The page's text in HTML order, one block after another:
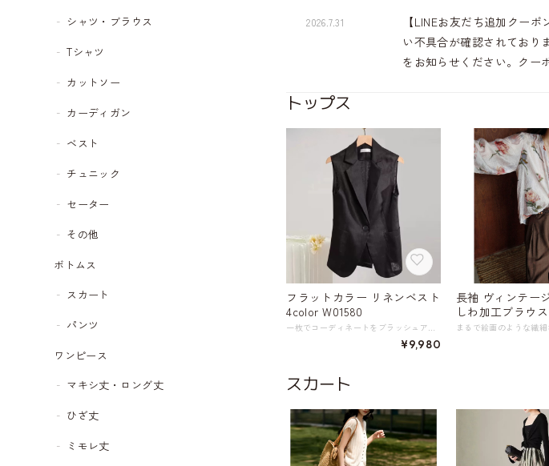
シャツ・ブラウス
Tシャツ
カットソー
カーディガン
ベスト
チュニック
セーター
その他
ボトムス
スカート
パンツ
ワンピース
マキシ丈・ロング丈
ひざ丈
ミモレ丈
2026.7.31
【LINEお友だち追加クー
い不具合が確認されており
をお知らせください。クー
トップス
フラットカラー リネンベスト
4color W01580
¥9,980
長袖 ヴィンテー
しわ加工ブラウ
スカート